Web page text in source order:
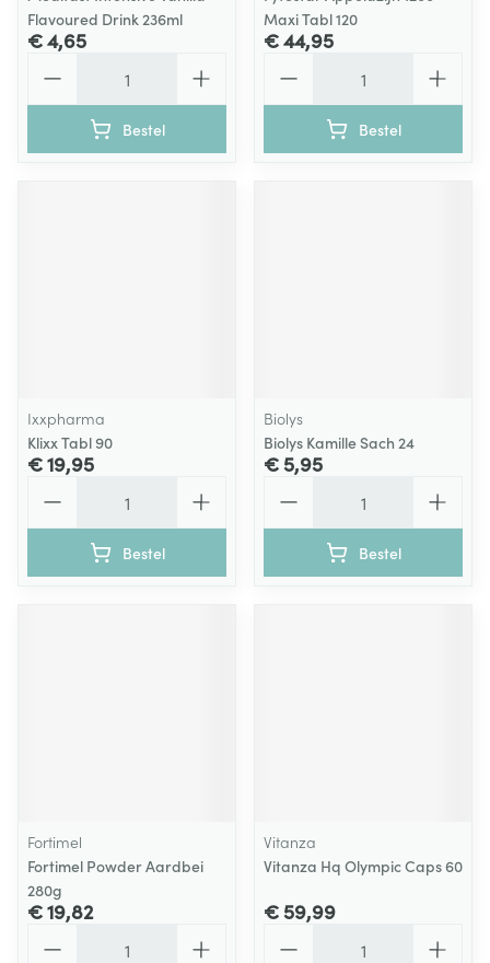
Flavoured Drink 236ml
€ 4,65
Bestel
Maxi Tabl 120
€ 44,95
Bestel
Ixxpharma
Klixx Tabl 90
€ 19,95
Bestel
Biolys
Biolys Kamille Sach 24
€ 5,95
Bestel
Fortimel
Fortimel Powder Aardbei
280g
€ 19,82
Vitanza
Vitanza Hq Olympic Caps 60
€ 59,99